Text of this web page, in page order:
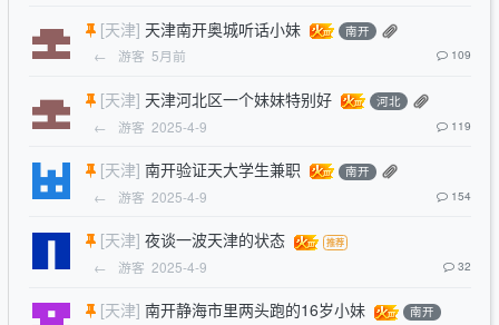
[天津] 天津南开奥城听话小妹 南开
← 游客 5月前 109
[天津] 天津河北区一个妹妹特别好 河北
← 游客 2025-4-9 119
[天津] 南开验证天大学生兼职 南开
← 游客 2025-4-9 154
[天津] 夜谈一波天津的状态
← 游客 2025-4-9 32
[天津] 南开静海市里两头跑的16岁小妹 南开